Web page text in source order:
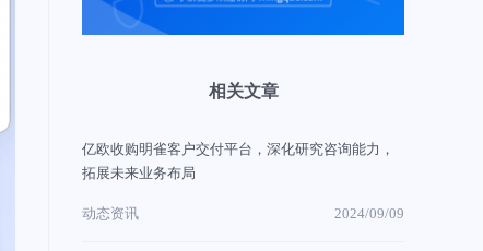
相关文章
亿欧收购明雀客户交付平台，深化研究咨询能力，
拓展未来业务布局
动态资讯 2024/09/09